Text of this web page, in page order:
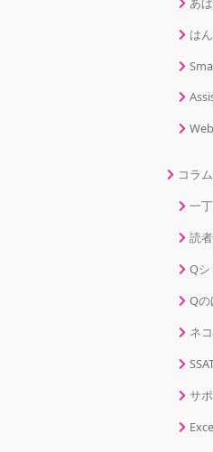
は
コラ
一
読
Q
Qの
ネ
サ